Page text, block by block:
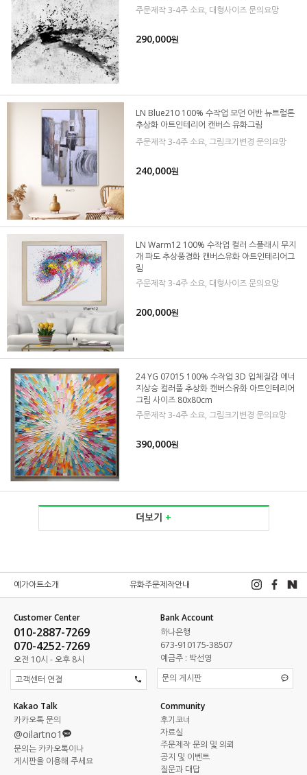
주문제작 3-4주 소요, 대형사이즈 문의요망
290,000원
LN Blue210 100% 수작업 모던 어반 뉴트럴톤
추상화 아트인테리어 캔버스 유화그림
주문제작 3-4주 소요, 그림크기변경 문의요망
240,000원
LN Warm12 100% 수작업 컬러 스플래시 무지
개 파도 추상풍경화 캔버스유화 아트인테리어그
림
주문제작 3-4주 소요, 대형사이즈 문의요망
200,000원
24 YG 07015 100% 수작업 3D 입체질감 에너
지상승 컬러풀 추상화 캔버스유화 아트인테리어
그림 사이즈 80x80cm
주문제작 3-4주 소요, 그림크기변경 문의요망
390,000원
더보기 +
예가아트소개 유화주문제작안내
Customer Center
010-2887-7269
070-4252-7269
오전 10시 - 오후 8시
고객센터 연결
Bank Account
하나은행
673-910175-38507
예금주 : 박선영
문의 게시판
Kakao Talk
카카오톡 문의
@oilartno1
문의는 카카오톡이나
게시판을 이용해 주세요
Community
후기코너
자료실
주문제작 문의 및 의뢰
공지 및 이벤트
질문과 대답